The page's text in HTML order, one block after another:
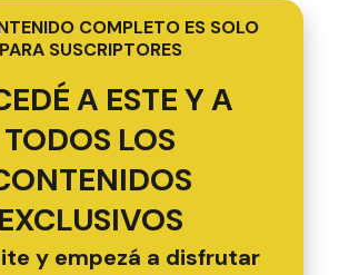
COMPLETO ES SOLO
PARA SUSCRIPTORES
A ESTE Y A
TODOS LOS
EXCLUSIVOS
y empezá a disfrutar